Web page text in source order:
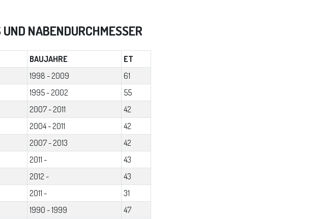
NABENDURCHMESSER
BAUJAHRE
ET
1998 - 2009
61
1995 - 2002
55
2007 - 2011
42
2004 - 2011
42
2007 - 2013
42
2011 -
43
2012 -
43
2011 -
31
1990 - 1999
47